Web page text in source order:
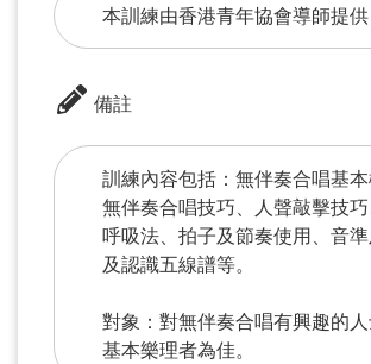
本訓練由香港青年協會導師提供
備註
訓練內容包括：無伴奏合唱基本
無伴奏合唱技巧、人聲敲擊技
呼吸法、拍子及節奏使用、音
及認識五線譜等。
對象：對無伴奏合唱有興趣的
基本樂理者為佳。